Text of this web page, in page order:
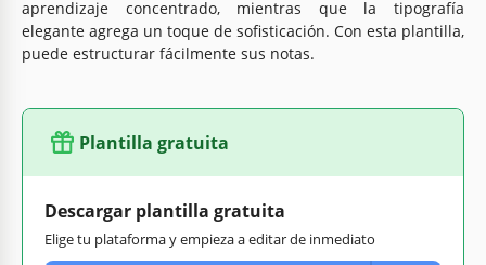
aprendizaje concentrado, mientras que la tipografía
elegante agrega un toque de sofisticación. Con esta plantilla,
puede estructurar fácilmente sus notas.
Plantilla gratuita
Descargar plantilla gratuita
Elige tu plataforma y empieza a editar de inmediato